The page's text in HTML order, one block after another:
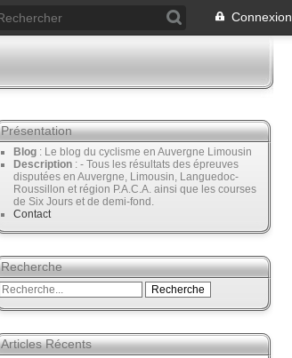
Connexion
Présentation
Blog : Le blog du cyclisme en Auvergne Limousin
Description : - Tous les résultats des épreuves
disputées en Auvergne, Limousin, Languedoc-
Roussillon et région P.A.C.A. ainsi que les courses
de Six Jours et de demi-fond.
Contact
Recherche
Articles Récents